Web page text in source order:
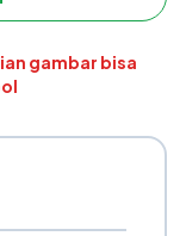
gambar bisa